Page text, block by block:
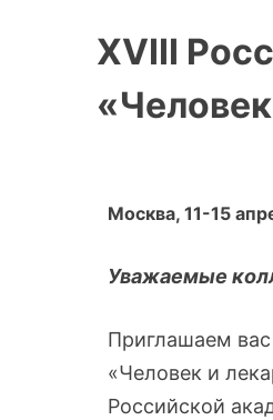
XVIII
Москва, 11-15
Уважаемые
Приглашаем вас
«Человек и
Российской